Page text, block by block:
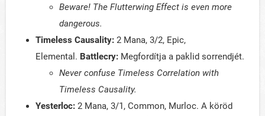
Beware! The Flutterwing Effect is even more
dangerous.
Timeless Causality: 2 Mana, 3/2, Epic,
Elemental. Battlecry: Megfordítja a paklid sorrendjét.
Never confuse Timeless Correlation with
Timeless Causality.
Yesterloc: 2 Mana, 3/1, Common, Murloc. A köröd